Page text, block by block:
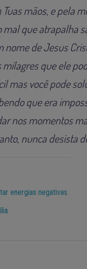
mãos, e pela
que atrapalha
nome de Jesus
que ele
mas você pode
que era
nos momentos
nunca desista
energias negativas